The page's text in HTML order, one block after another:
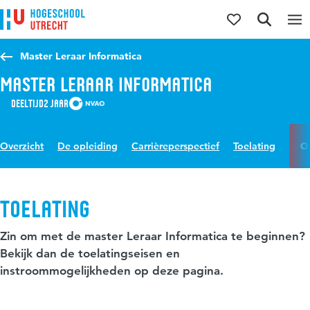
Direct naar de inhoud
Direct naar de hoofdnavigatie
Direct naar de zoekfunctie
Master Leraar Informatica
Master Leraar Informatica
Deeltijd2 jaar
Overzicht De opleiding Carrièreperspectief Toelating
Toelating
Zin om met de master Leraar Informatica te beginnen?
Bekijk dan de toelatingseisen en
instroommogelijkheden op deze pagina.